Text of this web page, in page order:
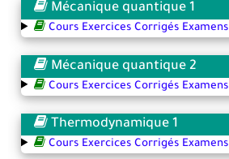
Mécanique quantique 1
Cours Exercices Corrigés Examens
Mécanique quantique 2
Cours Exercices Corrigés Examens
Thermodynamique 1
Cours Exercices Corrigés Examens